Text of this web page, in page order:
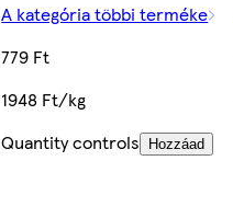
A kategória többi terméke
779 Ft
1948 Ft/kg
Quantity controls
Hozzáad